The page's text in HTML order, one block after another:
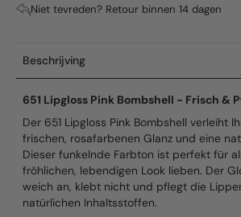
Niet tevreden? Retour binnen 14 dagen
Beschrijving
651 Lipgloss Pink Bombshell - Frisch &
Der 651 Lipgloss Pink Bombshell verleiht
frischen, rosafarbenen Glanz und eine
Dieser funkelnde Farbton ist perfekt für
fröhlichen, lebendigen Look lieben. Der
weich an, klebt nicht und pflegt die
natürlichen Inhaltsstoffen.